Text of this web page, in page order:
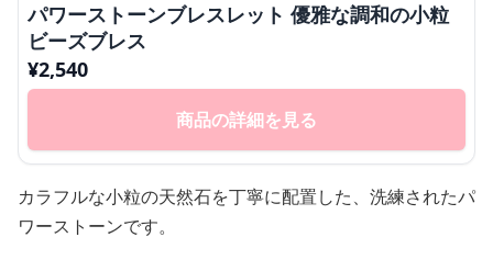
パワーストーンブレスレット 優雅な調和の小粒
ビーズブレス
¥2,540
商品の詳細を見る
カラフルな小粒の天然石を丁寧に配置した、洗練されたパ
ワーストーンです。